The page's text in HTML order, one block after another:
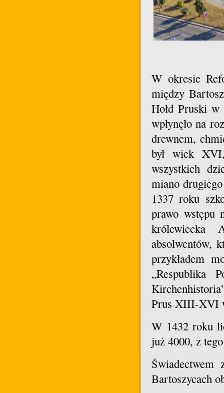
W okresie
między
Hołd Pruski w
wpłynęło na
drewnem,
był wiek
wszystkich
miano
1337 roku
prawo wstępu
królewiecka
absolwentów,
przykładem
„Respublika
Prus XIII-XVI
W 1432 roku
już 4000, z
Bartoszycach